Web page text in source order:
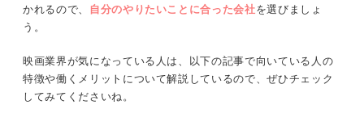
かれるので、 自分のやりたいことに合った会社を選びましょ
う。
映画業界が気になっている人は、以下の記事で向いている人の
特徴や働くメリットについて解説しているので、ぜひチェック
してみてくださいね。